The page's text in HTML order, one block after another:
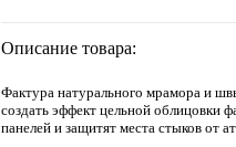
Описание товара:
Фактура натурального мрамора и
создать эффект цельной облицовки
панелей и защитят места стыков от